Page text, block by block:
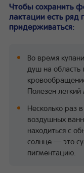
Чтобы сохранить
лактации есть ряд
придерживаться:
Во время
душ на область
Полезен
Несколько раз
воздушных
находиться с
солнце — это
пигментацию.